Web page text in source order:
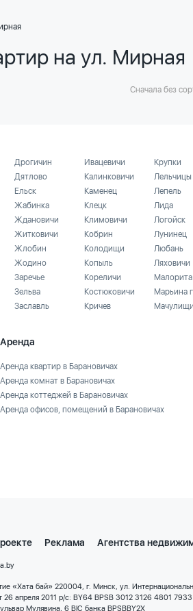
на ул. Мирная
Сначала без
Дрогичин
Дятлово
Ельск
Жабинка
Ждановичи
Житковичи
Жлобин
Жодино
Заречье
Зельва
Заславль
Ивацевичи
Калинковичи
Каменец
Клецк
Климовичи
Кобрин
Колодищи
Копыль
Кореличи
Костюковичи
Кричев
Крупки
Лельчицы
Лепель
Лида
Логойск
Лунинец
Любань
Ляховичи
Малорита
Марьина
Мачулищи
Аренда
Аренда квартир в Барановичах
Аренда комнат в Барановичах
Аренда коттеджей в Барановичах
Аренда офисов, помещений в Барановичах
Реклама Агентства
«Хата бай» 220004, г. Минск, ул.
26 апреля 2011 р/с: BY64 BPSB 3012 3126 4801
Мулявина, 6 BIC банка BPSBBY2X